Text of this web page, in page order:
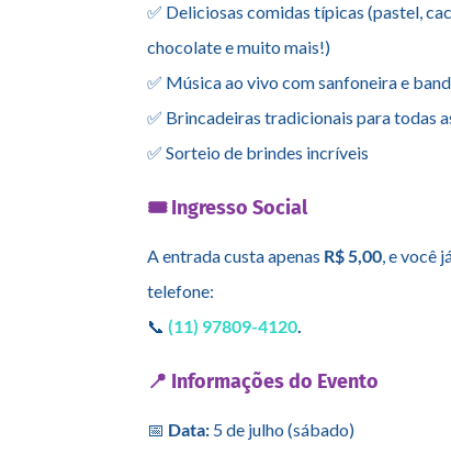
✅ Deliciosas comidas típicas (pastel,
chocolate e muito mais!)
✅ Música ao vivo com sanfoneira e
✅ Brincadeiras tradicionais para todas
✅ Sorteio de brindes incríveis
🎟️ Ingresso Social
A entrada custa apenas R$ 5,00, e você
telefone:
📞(11) 97809-4120.
📍 Informações do Evento
📅 Data: 5 de julho (sábado)